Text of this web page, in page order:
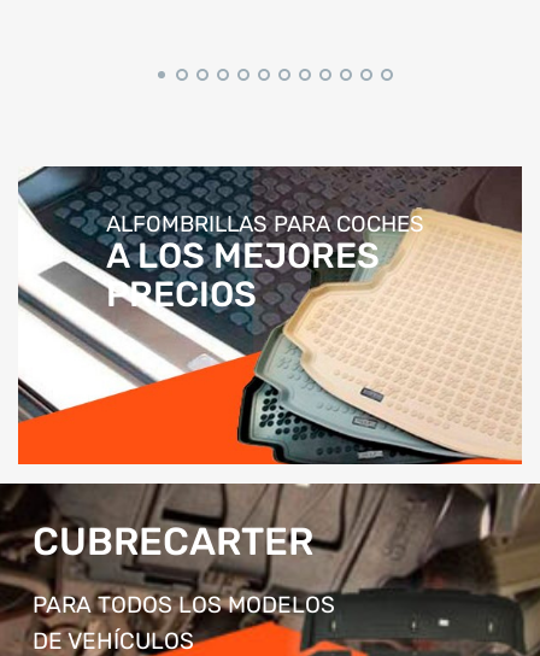
ALFOMBRILLAS PARA COCHES
A LOS MEJORES
PRECIOS
CUBRECARTER
PARA TODOS LOS MODELOS
DE VEHÍCULOS